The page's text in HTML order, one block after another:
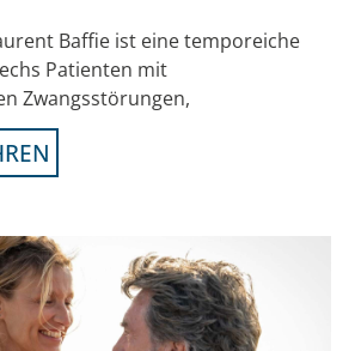
Baffie ist eine temporeiche
Patienten mit
Zwangsstörungen,